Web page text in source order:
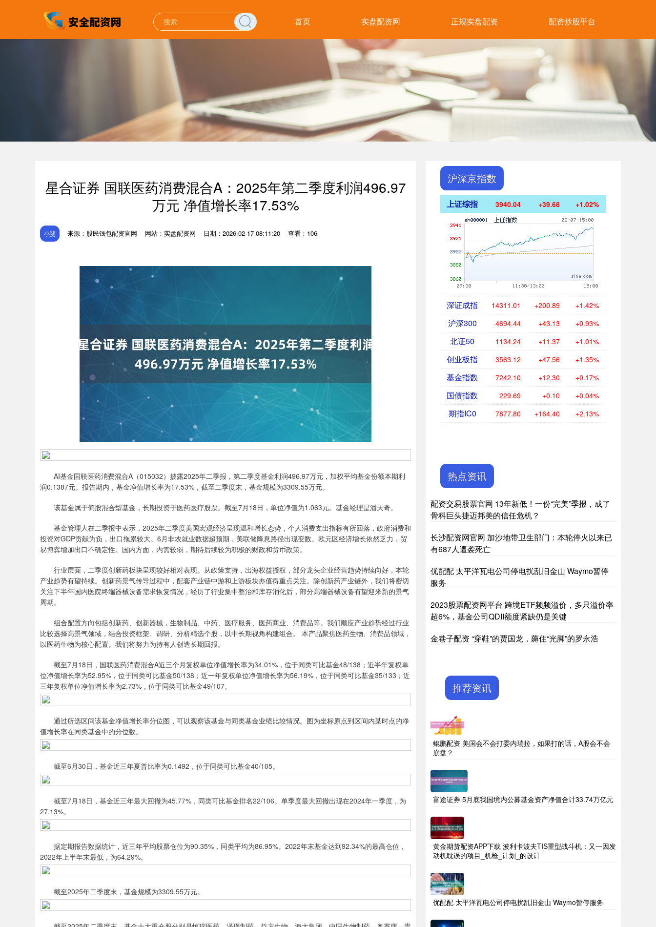
首页 实盘配资网 正规实盘配资 配资炒股平台
星合证券 国联医药消费混合A：2025年第二季度利润496.97
万元 净值增长率17.53%
小斐 来源：股民钱包配资官网 网站：实盘配资网 日期：2026-02-17 08:11:20 查看：106
AI基金国联医药消费混合A（015032）披露2025年二季报，第二季度基金利润496.97万元，加权平均基金份额本期利
润0.1387元。报告期内，基金净值增长率为17.53%，截至二季度末，基金规模为3309.55万元。
该基金属于偏股混合型基金，长期投资于医药医疗股票。截至7月18日，单位净值为1.063元。基金经理是潘天奇。
基金管理人在二季报中表示，2025年二季度美国宏观经济呈现温和增长态势，个人消费支出指标有所回落，政府消费和
投资对GDP贡献为负，出口拖累较大。6月非农就业数据超预期，美联储降息路径出现变数。欧元区经济增长依然乏力，贸
易博弈增加出口不确定性。国内方面，内需较弱，期待后续较为积极的财政和货币政策。
行业层面，二季度创新药板块呈现较好相对表现。从政策支持，出海权益授权，部分龙头企业经营趋势持续向好，本轮
产业趋势有望持续。创新药景气传导过程中，配套产业链中游和上游板块亦值得重点关注。除创新药产业链外，我们将密切
关注下半年国内医院终端器械设备需求恢复情况，经历了行业集中整治和库存消化后，部分高端器械设备有望迎来新的景气
周期。
组合配置方向包括创新药、创新器械，生物制品、中药、医疗服务、医药商业、消费品等。我们顺应产业趋势经过行业
比较选择高景气领域，结合投资框架、调研、分析精选个股，以中长期视角构建组合。 本产品聚焦医药生物、消费品领域，
以医药生物为核心配置。我们将努力为持有人创造长期回报。
截至7月18日，国联医药消费混合A近三个月复权单位净值增长率为34.01%，位于同类可比基金48/138；近半年复权单
位净值增长率为52.95%，位于同类可比基金50/138；近一年复权单位净值增长率为56.19%，位于同类可比基金35/133；近
三年复权单位净值增长率为2.73%，位于同类可比基金49/107。
通过所选区间该基金净值增长率分位图，可以观察该基金与同类基金业绩比较情况。图为坐标原点到区间内某时点的净
值增长率在同类基金中的分位数。
截至6月30日，基金近三年夏普比率为0.1492，位于同类可比基金40/105。
截至7月18日，基金近三年最大回撤为45.77%，同类可比基金排名22/106。单季度最大回撤出现在2024年一季度，为
27.13%。
据定期报告数据统计，近三年平均股票仓位为90.35%，同类平均为86.95%。2022年末基金达到92.34%的最高仓位，
2022年上半年末最低，为64.29%。
截至2025年二季度末，基金规模为3309.55万元。
沪深京指数
上证综指 3940.04 +39.68 +1.02%
深证成指 14311.01 +200.89 +1.42%
沪深300 4694.44 +43.13 +0.93%
北证50 1134.24 +11.37 +1.01%
创业板指 3563.12 +47.56 +1.35%
基金指数 7242.10 +12.30 +0.17%
国债指数 229.69 +0.10 +0.04%
期指IC0 7877.80 +164.40 +2.13%
热点资讯
配资交易股票官网 13年新低！一份“完美”季报，成了
骨科巨头捷迈邦美的信任危机？
长沙配资网官网 加沙地带卫生部门：本轮停火以来已
有687人遭袭死亡
优配配 太平洋瓦电公司停电扰乱旧金山 Waymo暂停
服务
2023股票配资网平台 跨境ETF频频溢价，多只溢价率
超6%，基金公司QDII额度紧缺仍是关键
金巷子配资 “穿鞋”的贾国龙，薅住“光脚”的罗永浩
推荐资讯
鲲鹏配资 美国会不会打委内瑞拉，如果打的话，A股会不会
崩盘？
富途证券 5月底我国境内公募基金资产净值合计33.74万亿元
黄金期货配资APP下载 波利卡波夫TIS重型战斗机：又一因发
动机耽误的项目_机枪_计划_的设计
优配配 太平洋瓦电公司停电扰乱旧金山 Waymo暂停服务